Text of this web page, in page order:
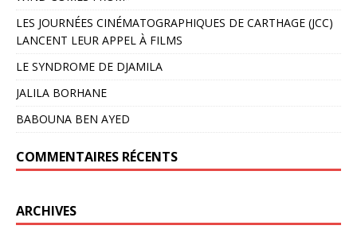
LES JOURNÉES CINÉMATOGRAPHIQUES DE CARTHAGE (JCC)
LANCENT LEUR APPEL À FILMS
LE SYNDROME DE DJAMILA
JALILA BORHANE
BABOUNA BEN AYED
COMMENTAIRES RÉCENTS
ARCHIVES